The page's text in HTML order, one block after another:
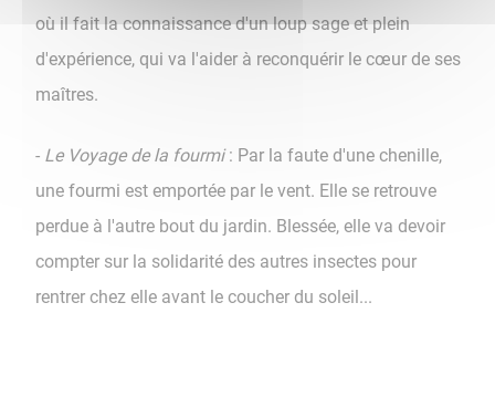
où il fait la connaissance d'un loup sage et plein
d'expérience, qui va l'aider à reconquérir le cœur de ses
maîtres.
- Le Voyage de la fourmi: Par la faute d'une chenille,
une fourmi est emportée par le vent. Elle se retrouve
perdue à l'autre bout du jardin. Blessée, elle va devoir
compter sur la solidarité des autres insectes pour
rentrer chez elle avant le coucher du soleil...